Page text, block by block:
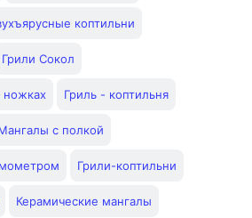
коптильни
Грили Сокол
ножках Гриль - коптильня
с полкой
Грили-коптильни
Керамические мангалы